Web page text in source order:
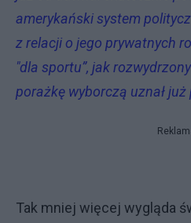
amerykański system
z relacji o jego prywatnych
"dla sportu”, jak
porażkę wyborczą uznał
Tak mniej więcej wygląda